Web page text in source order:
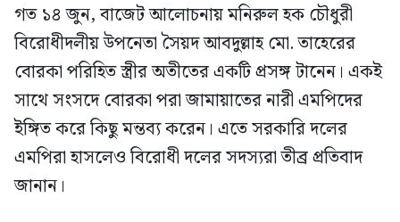
গত ১৪ জুন, বাজেট আলোচনায় মনিরুল হক চৌধুরী
বিরোধীদলীয় উপনেতা সৈয়দ আবদুল্লাহ মো. তাহেরের
বোরকা পরিহিত স্ত্রীর অতীতের একটি প্রসঙ্গ টানেন। একই
সাথে সংসদে বোরকা পরা জামায়াতের নারী এমপিদের
ইঙ্গিত করে কিছু মন্তব্য করেন। এতে সরকারি দলের
এমপিরা হাসলেও বিরোধী দলের সদস্যরা তীব্র প্রতিবাদ
জানান।